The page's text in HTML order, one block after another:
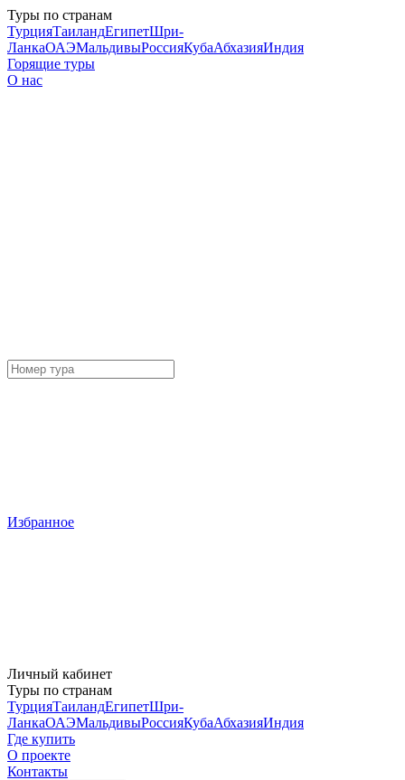
Туры по странам
ТурцияТаиландЕгипетШри-
ЛанкаОАЭМальдивыРоссияКубаАбхазияИндия
Горящие туры
О нас
Избранное
Личный кабинет
Туры по странам
ТурцияТаиландЕгипетШри-
ЛанкаОАЭМальдивыРоссияКубаАбхазияИндия
Где купить
О проекте
Контакты